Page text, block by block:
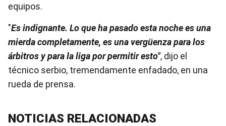
equipos.
"Es indignante. Lo que ha pasado esta noche es una
mierda completamente, es una vergüenza para los
árbitros y para la liga por permitir esto", dijo el
técnico serbio, tremendamente enfadado, en una
rueda de prensa.
NOTICIAS RELACIONADAS